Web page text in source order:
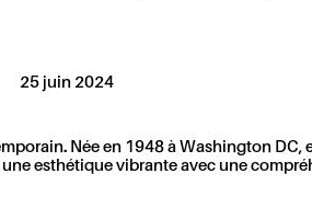
25 juin 2024
Née en 1948 à Washington DC,
esthétique vibrante avec une